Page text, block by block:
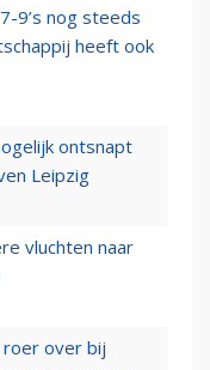
9’s nog steeds
heeft ook
ontsnapt
Leipzig
vluchten naar
roer over bij